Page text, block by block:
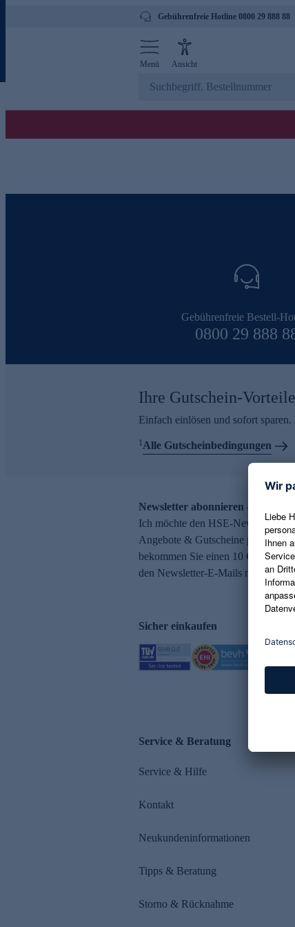
Gebührenfreie Hotline 0800 29 888 88
Menü Ansicht
Gebührenfreie Bestell-
0800 29 888
Ihre Gutschein-
Einfach einlösen und sofort
1Alle Gutscheinbedingungen
Newsletter abonnieren – 10 €
Ich möchte den HSE-Newsletter
Angebote & Gutscheine per E-
bekommen Sie einen 10 €
den Newsletter-E-Mails möglich.
Sicher einkaufen
Service & Beratung
Service & Hilfe
Kontakt
Neukundeninformationen
Tipps & Beratung
Storno & Rücknahme